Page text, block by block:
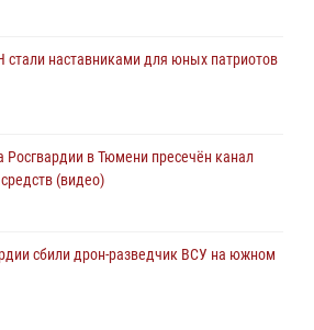
росгвардейцы в ходе
на Урале
наставниками для юных патриотов
Росгвардии в Тюмени пресечён канал
(видео)
сбили дрон-разведчик ВСУ на южном